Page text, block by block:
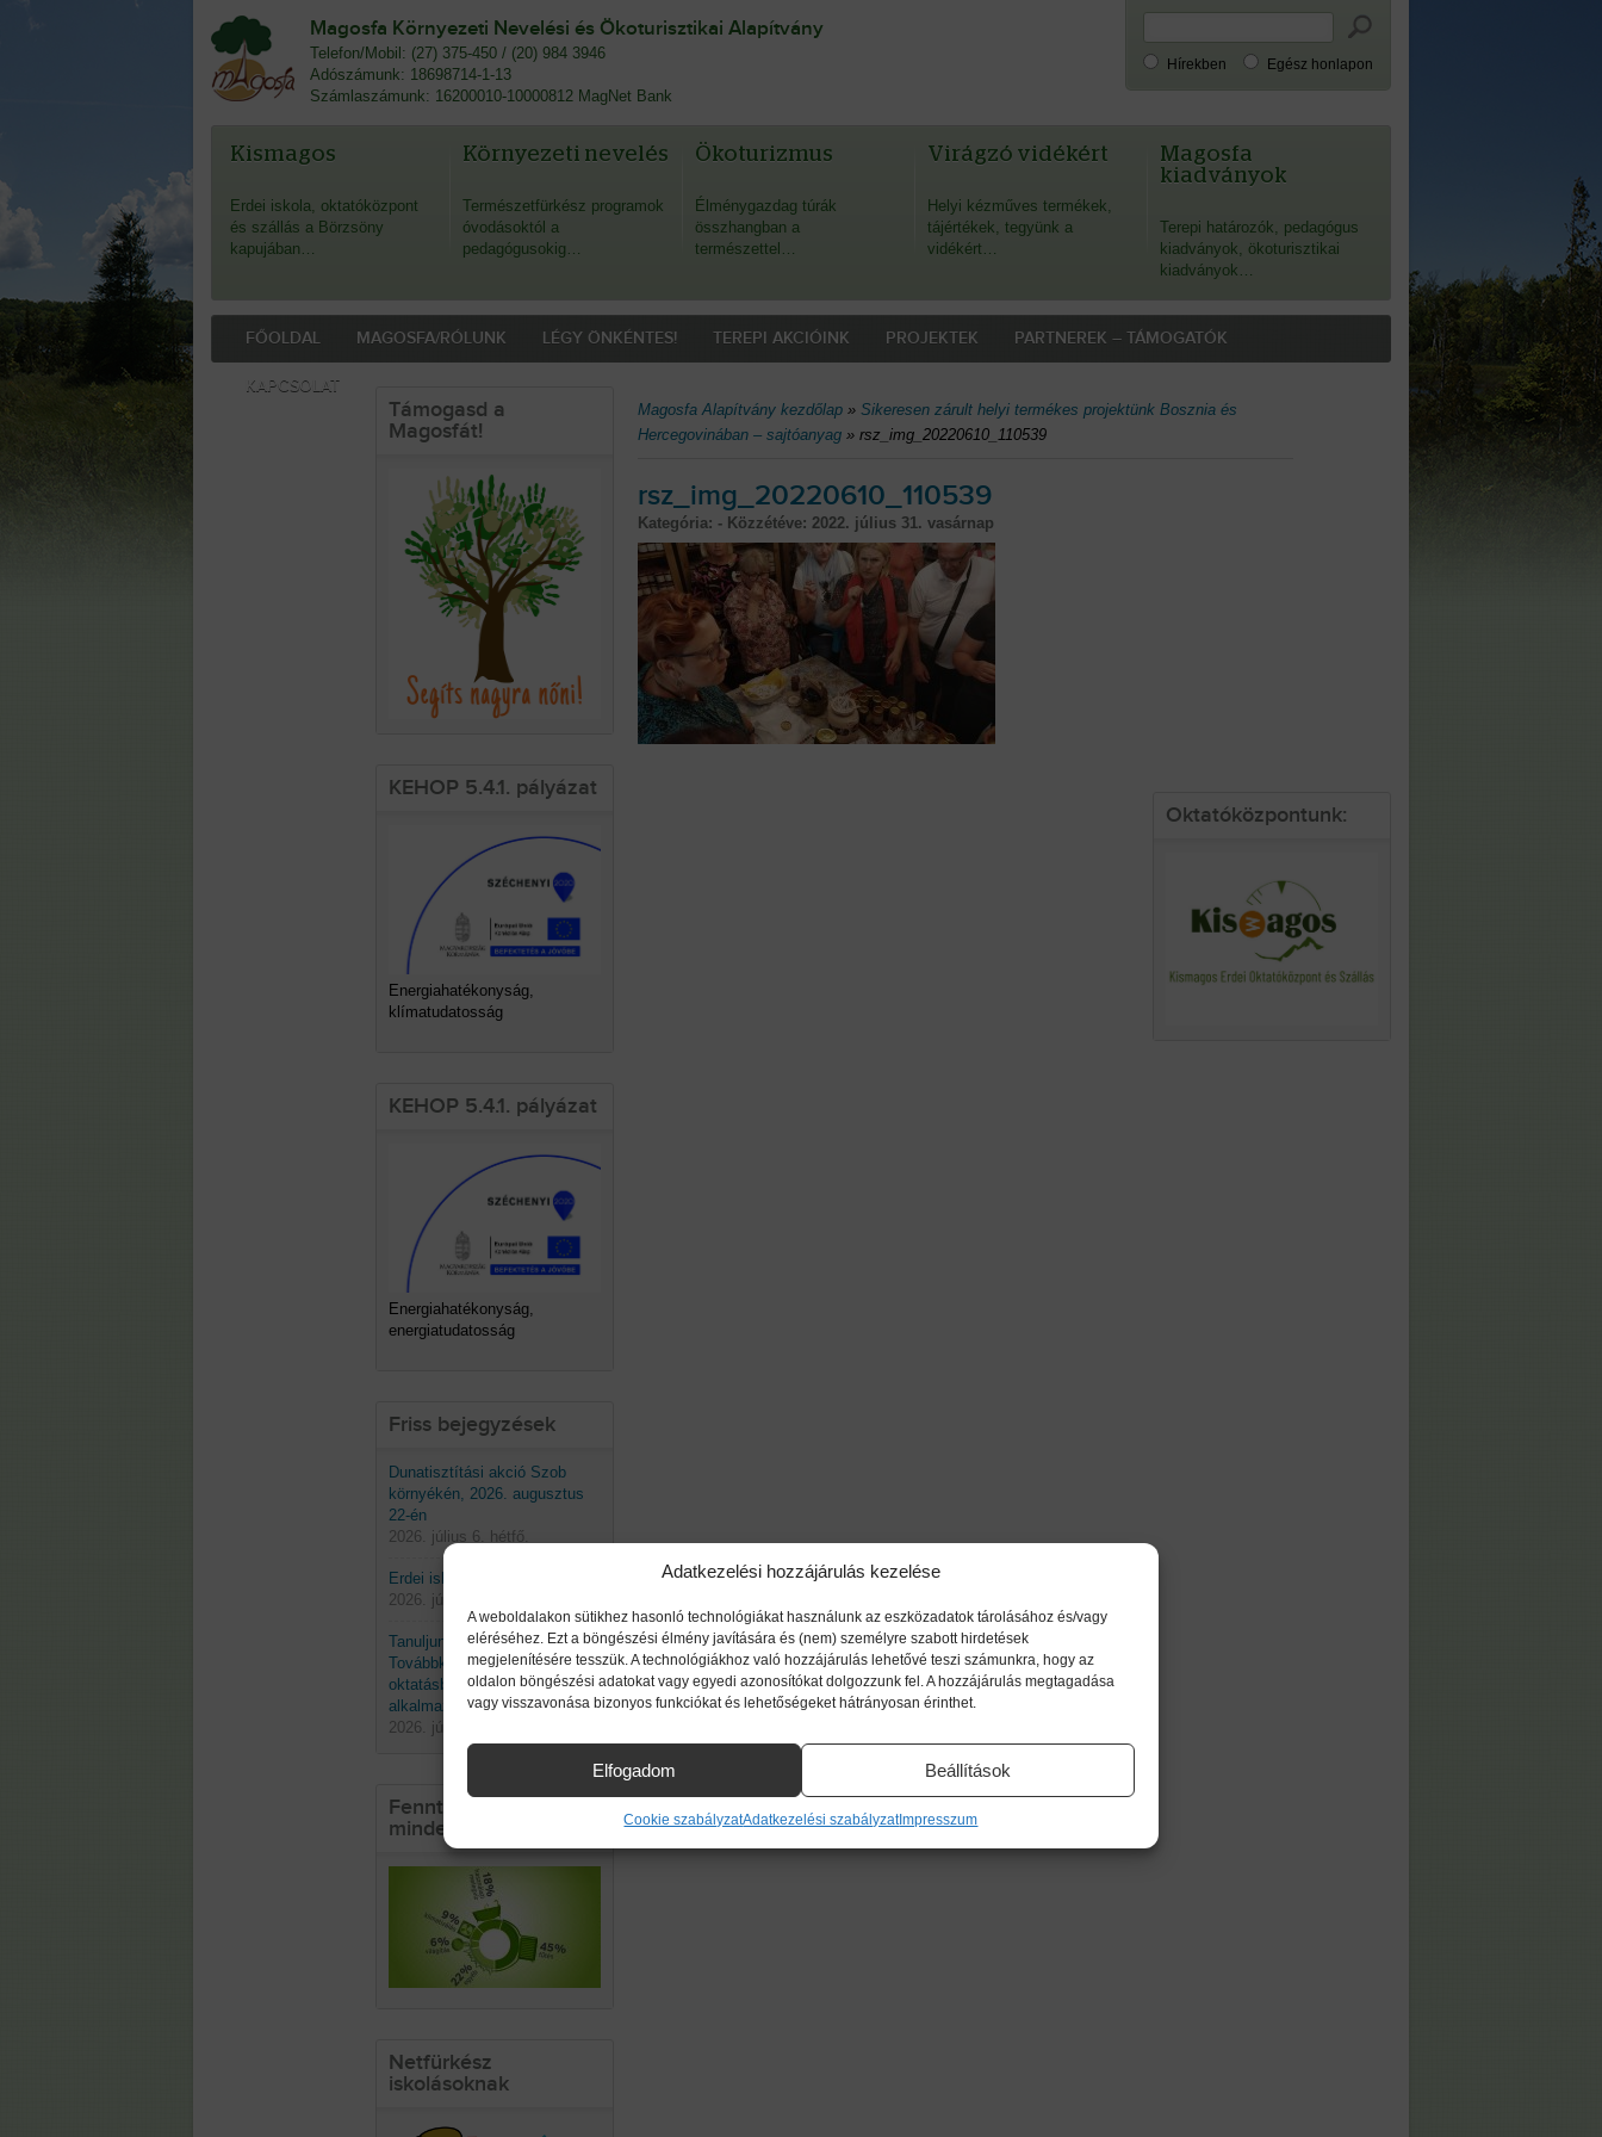
Adatkezelési hozzájárulás kezelése
A weboldalakon sütikhez hasonló technológiákat használunk az eszközadatok tárolásához és/vagy
eléréséhez. Ezt a böngészési élmény javítására és (nem) személyre szabott hirdetések
megjelenítésére tesszük. A technológiákhoz való hozzájárulás lehetővé teszi számunkra, hogy az
oldalon böngészési adatokat vagy egyedi azonosítókat dolgozzunk fel. A hozzájárulás megtagadása
vagy visszavonása bizonyos funkciókat és lehetőségeket hátrányosan érinthet.
Elfogadom Beállítások
Cookie szabályzatAdatkezelési szabályzatImpresszum
Magosfa Környezeti Nevelési és Ökoturisztikai Alapítvány
Telefon/Mobil: (27) 375-450 / (20) 984 3946
Adószámunk: 18698714-1-13
Számlaszámunk: 16200010-10000812 MagNet Bank
Hírekben Egész honlapon
Kismagos
Erdei iskola, oktatóközpont
és szállás a Börzsöny
kapujában…
Környezeti nevelés
Természetfürkész programok
óvodásoktól a
pedagógusokig…
Ökoturizmus
Élménygazdag túrák
összhangban a
természettel…
Virágzó vidékért
Helyi kézműves termékek,
tájértékek, tegyünk a
vidékért…
Magosfa
kiadványok
Terepi határozók, pedagógus
kiadványok, ökoturisztikai
kiadványok…
FŐOLDAL MAGOSFA/RÓLUNK LÉGY ÖNKÉNTES! TEREPI AKCIÓINK PROJEKTEK PARTNEREK – TÁMOGATÓK
KAPCSOLAT
Támogasd a
Magosfát!
KEHOP 5.4.1. pályázat
Energiahatékonyság,
klímatudatosság
KEHOP 5.4.1. pályázat
Energiahatékonyság,
energiatudatosság
Friss bejegyzések
Dunatisztítási akció Szob
környékén, 2026. augusztus
22-én
2026. július 6. hétfő.
Erdei iskolák 2026 tavaszán
2026. június 29. hétfő.
Tanuljunk a természettől!
Továbbképzés a biomimikri
oktatásban való
alkalmazásáról
2026. június 19. péntek.
Fenntarthatóság a
mindennapokban
Netfürkész
iskolásoknak
Magosfa Alapítvány kezdőlap » Sikeresen zárult helyi termékes projektünk Bosznia és
Hercegovinában – sajtóanyag » rsz_img_20220610_110539
rsz_img_20220610_110539
Kategória: - Közzétéve: 2022. július 31. vasárnap
Oktatóközpontunk: